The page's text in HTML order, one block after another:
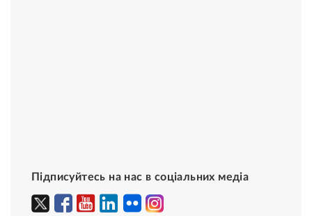
Підписуйтесь на нас в соціальних медіа